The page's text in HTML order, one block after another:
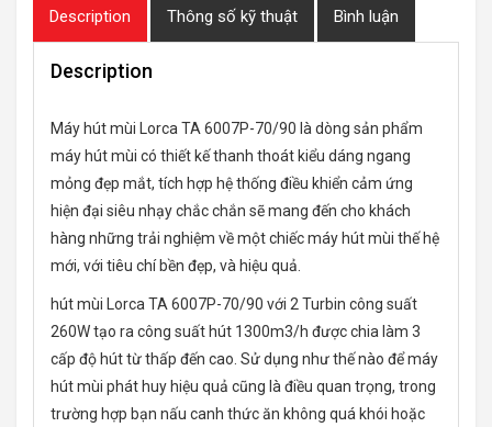
Description Thông số kỹ thuật Bình luận
Description
Máy hút mùi Lorca TA 6007P-70/90 là dòng sản phẩm
máy hút mùi có thiết kế thanh thoát kiểu dáng ngang
mỏng đẹp mắt, tích hợp hệ thống điều khiển cảm ứng
hiện đại siêu nhạy chắc chắn sẽ mang đến cho khách
hàng những trải nghiệm về một chiếc máy hút mùi thế hệ
mới, với tiêu chí bền đẹp, và hiệu quả.
hút mùi Lorca TA 6007P-70/90 với 2 Turbin công suất
260W tạo ra công suất hút 1300m3/h được chia làm 3
cấp độ hút từ thấp đến cao. Sử dụng như thế nào để máy
hút mùi phát huy hiệu quả cũng là điều quan trọng, trong
trường hợp bạn nấu canh thức ăn không quá khói hoặc